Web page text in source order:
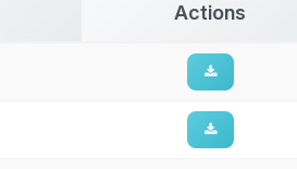
Actions